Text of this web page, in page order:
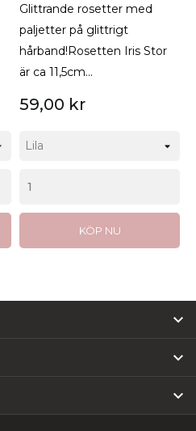
Glittrande rosetter med
paljetter på glittrigt
hårband!Rosetten Iris Stor
är ca 11,5cm...
59,00 kr
KÖP NU


